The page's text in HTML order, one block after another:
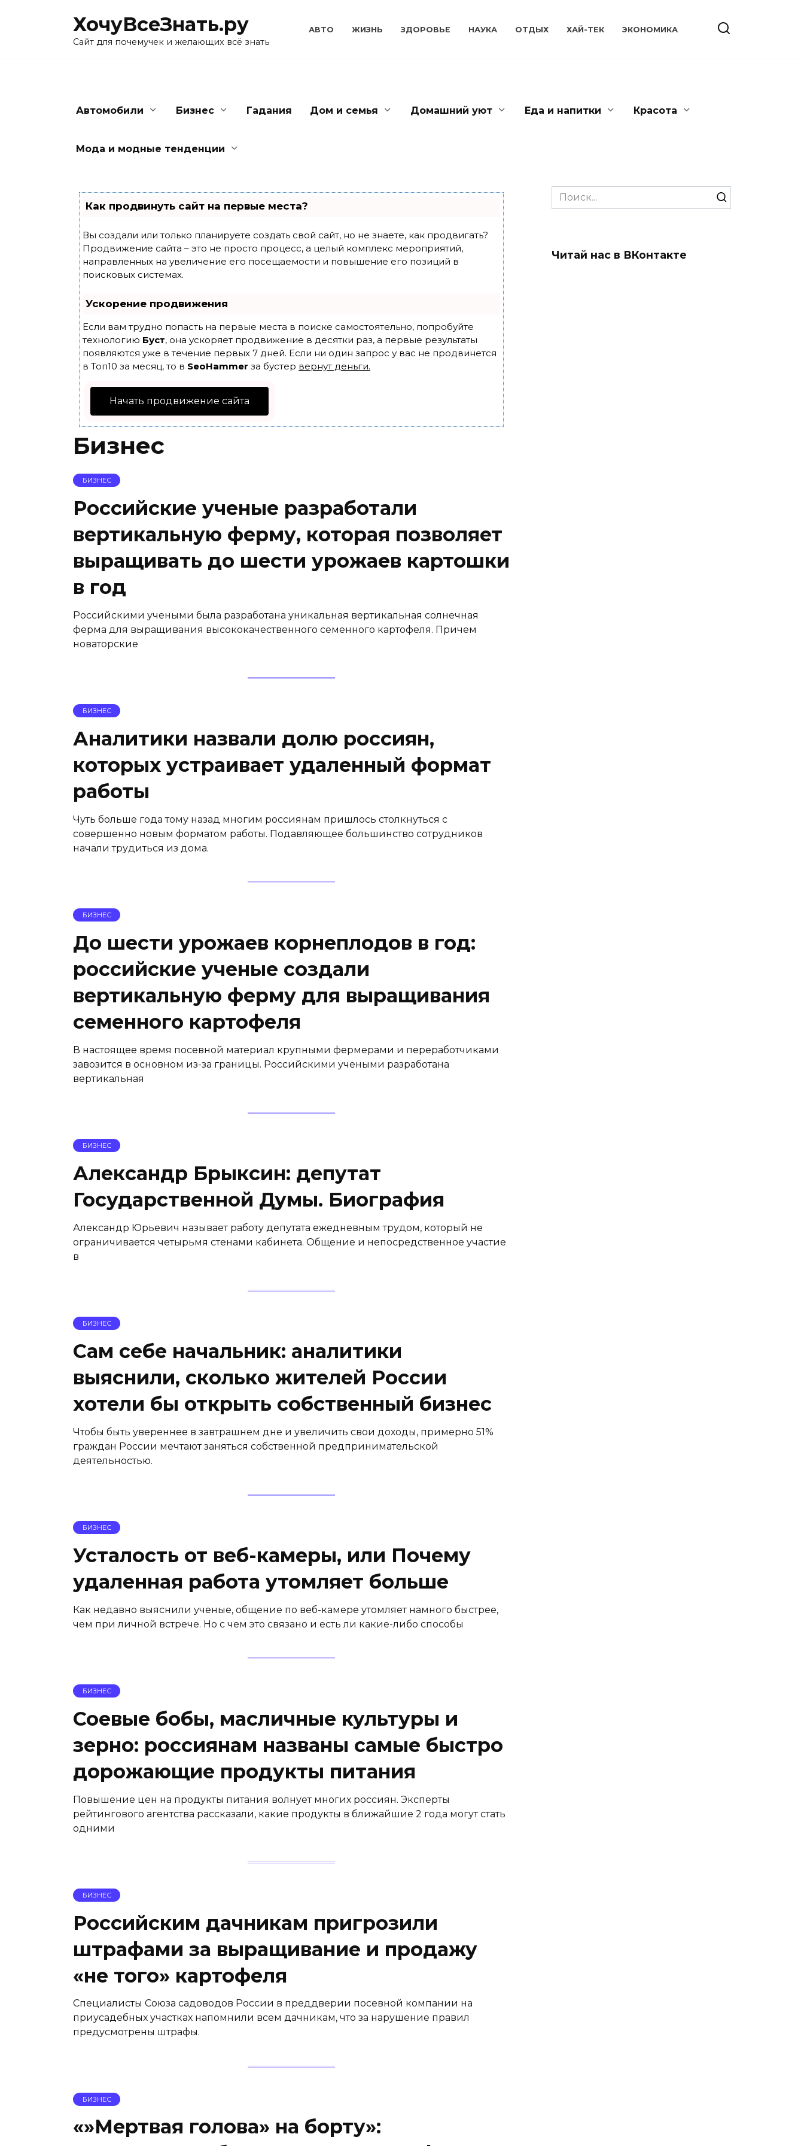
ХочуВсеЗнать.ру
Сайт для почемучек и желающих всё знать
АВТО ЖИЗНЬ ЗДОРОВЬЕ НАУКА ОТДЫХ ХАЙ-ТЕК ЭКОНОМИКА
Автомобили Бизнес Гадания Дом и семья Домашний уют Еда и напитки Красота
Мода и модные тенденции
Как продвинуть сайт на первые места?
Вы создали или только планируете создать свой сайт, но не знаете, как продвигать?
Продвижение сайта – это не просто процесс, а целый комплекс мероприятий,
направленных на увеличение его посещаемости и повышение его позиций в
поисковых системах.
Ускорение продвижения
Если вам трудно попасть на первые места в поиске самостоятельно, попробуйте
технологию Буст, она ускоряет продвижение в десятки раз, а первые результаты
появляются уже в течение первых 7 дней. Если ни один запрос у вас не продвинется
в Топ10 за месяц, то в SeoHammer за бустер вернут деньги.
Начать продвижение сайта
Бизнес
БИЗНЕС
Российские ученые разработали
вертикальную ферму, которая позволяет
выращивать до шести урожаев картошки
в год
Российскими учеными была разработана уникальная вертикальная солнечная
ферма для выращивания высококачественного семенного картофеля. Причем
новаторские
БИЗНЕС
Аналитики назвали долю россиян,
которых устраивает удаленный формат
работы
Чуть больше года тому назад многим россиянам пришлось столкнуться с
совершенно новым форматом работы. Подавляющее большинство сотрудников
начали трудиться из дома.
БИЗНЕС
До шести урожаев корнеплодов в год:
российские ученые создали
вертикальную ферму для выращивания
семенного картофеля
В настоящее время посевной материал крупными фермерами и переработчиками
завозится в основном из-за границы. Российскими учеными разработана
вертикальная
БИЗНЕС
Александр Брыксин: депутат
Государственной Думы. Биография
Александр Юрьевич называет работу депутата ежедневным трудом, который не
ограничивается четырьмя стенами кабинета. Общение и непосредственное участие
в
БИЗНЕС
Сам себе начальник: аналитики
выяснили, сколько жителей России
хотели бы открыть собственный бизнес
Чтобы быть увереннее в завтрашнем дне и увеличить свои доходы, примерно 51%
граждан России мечтают заняться собственной предпринимательской
деятельностью.
БИЗНЕС
Усталость от веб-камеры, или Почему
удаленная работа утомляет больше
Как недавно выяснили ученые, общение по веб-камере утомляет намного быстрее,
чем при личной встрече. Но с чем это связано и есть ли какие-либо способы
БИЗНЕС
Соевые бобы, масличные культуры и
зерно: россиянам названы самые быстро
дорожающие продукты питания
Повышение цен на продукты питания волнует многих россиян. Эксперты
рейтингового агентства рассказали, какие продукты в ближайшие 2 года могут стать
одними
БИЗНЕС
Российским дачникам пригрозили
штрафами за выращивание и продажу
«не того» картофеля
Специалисты Союза садоводов России в преддверии посевной компании на
приусадебных участках напомнили всем дачникам, что за нарушение правил
предусмотрены штрафы.
БИЗНЕС
«»Мертвая голова» на борту»:
Search
for:
Читай нас в ВКонтакте